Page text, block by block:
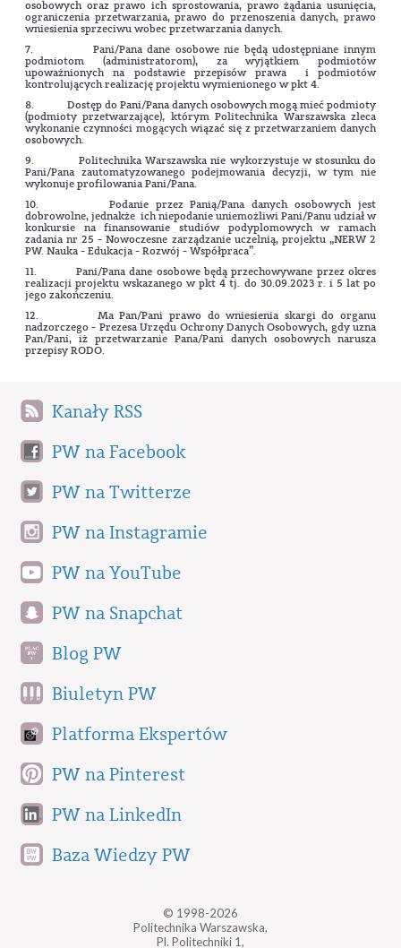
osobowych oraz prawo ich sprostowania, prawo żądania usunięcia,
ograniczenia przetwarzania, prawo do przenoszenia danych, prawo
wniesienia sprzeciwu wobec przetwarzania danych.
7. Pani/Pana dane osobowe nie będą udostępniane innym
podmiotom (administratorom), za wyjątkiem podmiotów
upoważnionych na podstawie przepisów prawa i podmiotów
kontrolujących realizację projektu wymienionego w pkt 4.
8. Dostęp do Pani/Pana danych osobowych mogą mieć podmioty
(podmioty przetwarzające), którym Politechnika Warszawska zleca
wykonanie czynności mogących wiązać się z przetwarzaniem danych
osobowych.
9. Politechnika Warszawska nie wykorzystuje w stosunku do
Pani/Pana zautomatyzowanego podejmowania decyzji, w tym nie
wykonuje profilowania Pani/Pana.
10. Podanie przez Panią/Pana danych osobowych jest
dobrowolne, jednakże ich niepodanie uniemożliwi Pani/Panu udział w
konkursie na finansowanie studiów podyplomowych w ramach
zadania nr 25 - Nowoczesne zarządzanie uczelnią, projektu „NERW 2
PW. Nauka - Edukacja - Rozwój - Współpraca”.
11. Pani/Pana dane osobowe będą przechowywane przez okres
realizacji projektu wskazanego w pkt 4 tj. do 30.09.2023 r. i 5 lat po
jego zakończeniu.
12. Ma Pan/Pani prawo do wniesienia skargi do organu
nadzorczego - Prezesa Urzędu Ochrony Danych Osobowych, gdy uzna
Pan/Pani, iż przetwarzanie Pana/Pani danych osobowych narusza
przepisy RODO.
Kanały RSS
PW na Facebook
PW na Twitterze
PW na Instagramie
PW na YouTube
PW na Snapchat
Blog PW
Biuletyn PW
Platforma Ekspertów
PW na Pinterest
PW na LinkedIn
Baza Wiedzy PW
© 1998-2026
Politechnika Warszawska,
Pl. Politechniki 1,